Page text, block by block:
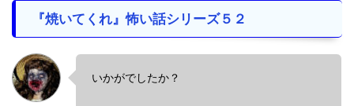
『焼いてくれ』怖い話シリーズ５２
いかがでしたか？